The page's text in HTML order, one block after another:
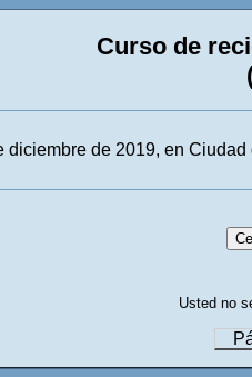
Curso de
diciembre de 2019, en Ciudad
Usted no